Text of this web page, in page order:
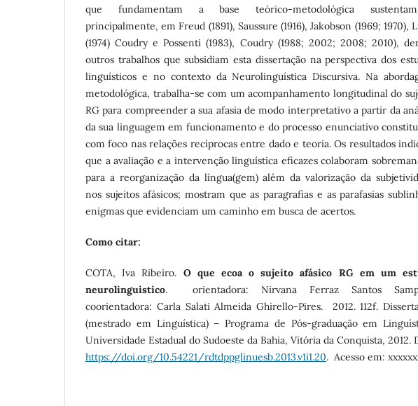
que fundamentam a base teórico-metodológica
principalmente, em Freud (1891), Saussure (1916), Jakobson (1969; 1970),
(1974) Coudry e Possenti (1983), Coudry (1988; 2002; 2008; 2010),
outros trabalhos que subsidiam esta dissertação na perspectiva dos
linguísticos e no contexto da Neurolinguística Discursiva. Na
metodológica, trabalha-se com um acompanhamento longitudinal do
RG para compreender a sua afasia de modo interpretativo a partir da
da sua linguagem em funcionamento e do processo enunciativo
com foco nas relações recíprocas entre dado e teoria. Os resultados
que a avaliação e a intervenção linguística eficazes colaboram
para a reorganização da língua(gem) além da valorização da
nos sujeitos afásicos; mostram que as paragrafias e as parafasias
enigmas que evidenciam um caminho em busca de acertos.
Como citar:
COTA, Iva Ribeiro. O que ecoa o sujeito afásico RG em um
neurolinguistico. orientadora: Nirvana Ferraz Santos
coorientadora: Carla Salati Almeida Ghirello-Pires. 2012. 112f.
(mestrado em Linguística) – Programa de Pós-graduação em
Universidade Estadual do Sudoeste da Bahia, Vitória da Conquista, 2012.
https://doi.org/10.54221/rdtdppglinuesb.2013.v1i1.20. Acesso em: